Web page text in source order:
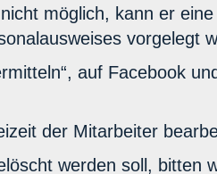
möglich, kann er
vorgelegt
auf Facebook
der Mitarbeiter
werden soll, bitten